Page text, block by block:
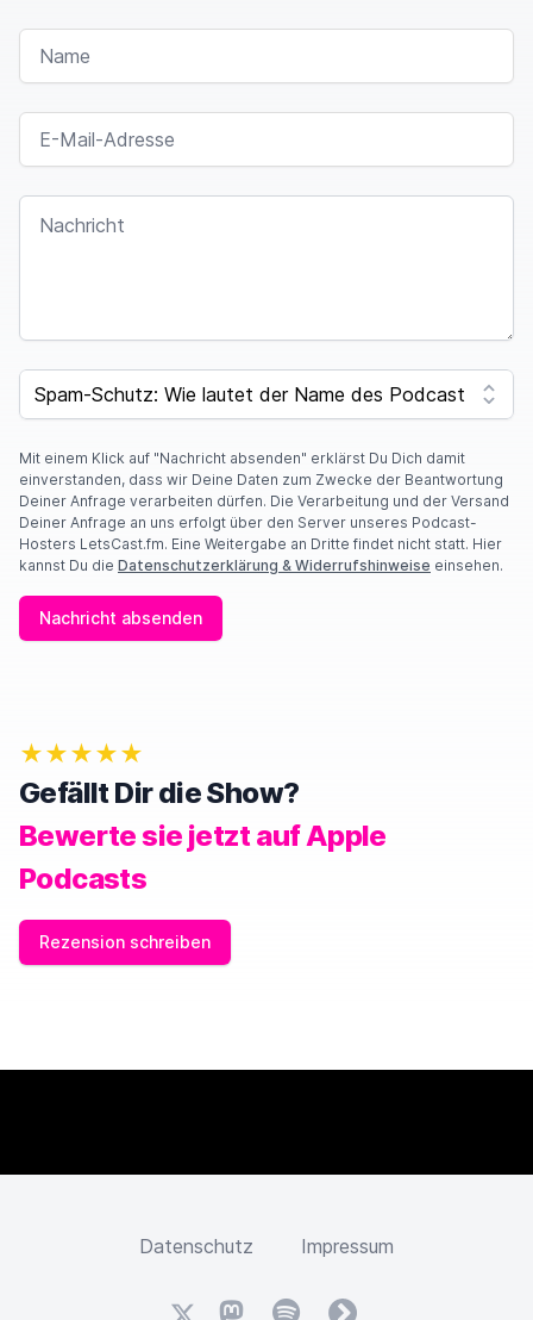
NAME
E-MAIL-ADRESSE
NACHRICHT
SPAM CAPTCHA
Mit einem Klick auf "Nachricht absenden" erklärst Du Dich damit
einverstanden, dass wir Deine Daten zum Zwecke der Beantwortung
Deiner Anfrage verarbeiten dürfen. Die Verarbeitung und der Versand
Deiner Anfrage an uns erfolgt über den Server unseres Podcast-
Hosters LetsCast.fm. Eine Weitergabe an Dritte findet nicht statt. Hier
kannst Du die Datenschutzerklärung & Widerrufshinweise einsehen.
Nachricht absenden
★★★★★
Gefällt Dir die Show?
Bewerte sie jetzt auf Apple
Podcasts
Rezension schreiben
Datenschutz Impressum
X MastodonSpotifyfyyd